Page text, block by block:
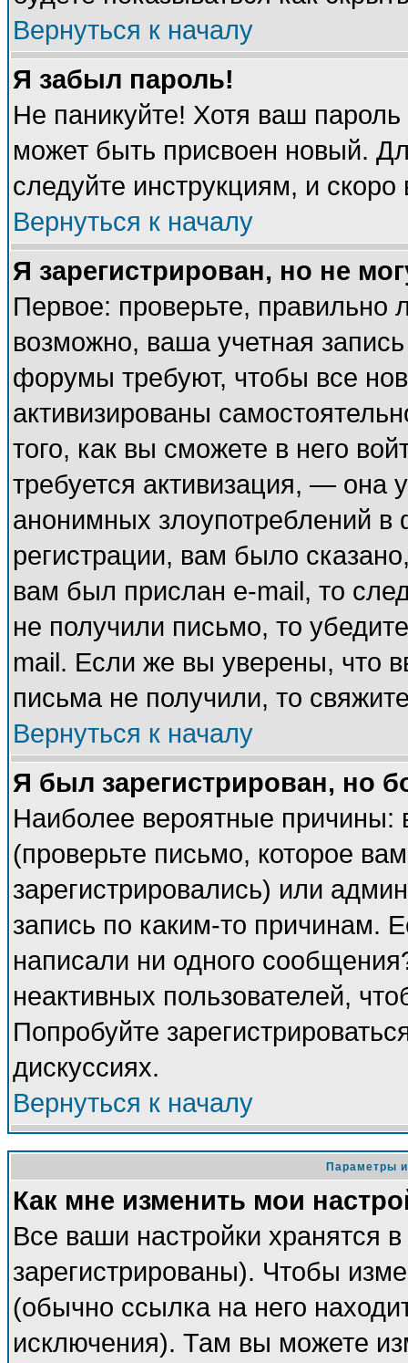
Вернуться к началу
Я забыл пароль!
Не паникуйте! Хотя ваш
может быть присвоен новый.
следуйте инструкциям, и
Вернуться к началу
Я зарегистрирован, но не
Первое: проверьте, правильно
возможно, ваша учетная
форумы требуют, чтобы все
активизированы
того, как вы сможете в него
требуется активизация, — она
анонимных злоупотреблений
регистрации, вам было
вам был прислан e-mail, то
не получили письмо, то
mail. Если же вы уверены, что
письма не получили, то
Вернуться к началу
Я был зарегистрирован, но
Наиболее вероятные причины:
(проверьте письмо, которое
зарегистрировались) или
запись по каким-то причинам.
написали ни одного
неактивных пользователей,
Попробуйте
дискуссиях.
Вернуться к началу
Параметры
Как мне изменить мои
Все ваши настройки хранятся
зарегистрированы). Чтобы
(обычно ссылка на него
исключения). Там вы можете